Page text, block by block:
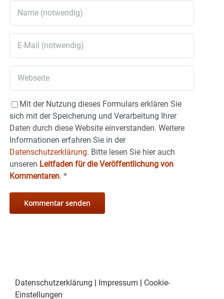
Mit der Nutzung dieses Formulars erklären Sie
sich mit der Speicherung und Verarbeitung Ihrer
Daten durch diese Website einverstanden. Weitere
Informationen erfahren Sie in der
Datenschutzerklärung. Bitte lesen Sie hier auch
unseren Leitfaden für die Veröffentlichung von
Kommentaren. *
Datenschutzerklärung | Impressum | Cookie-
Einstellungen